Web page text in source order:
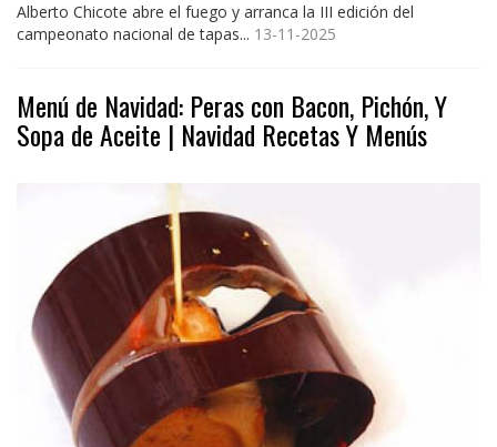
Alberto Chicote abre el fuego y arranca la III edición del
campeonato nacional de tapas... 13-11-2025
Menú de Navidad: Peras con Bacon, Pichón, Y
Sopa de Aceite | Navidad Recetas Y Menús